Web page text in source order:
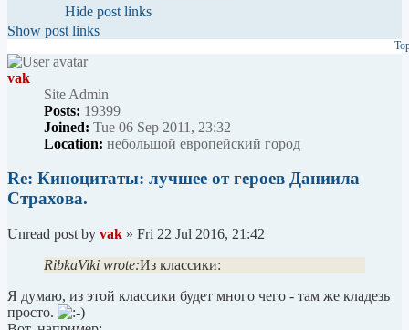
Hide post links
Show post links
vak
Site Admin
Posts: 19399
Joined: Tue 06 Sep 2011, 23:32
Location: небольшой европейский город
Re: Киноцитаты: лучшее от героев Даниила
Страхова.
Unread post by vak » Fri 22 Jul 2016, 21:42
RibkaViki wrote:Из классики:
Я думаю, из этой классики будет много чего - там же кладезь
просто.